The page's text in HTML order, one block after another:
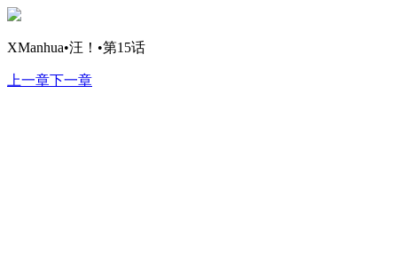
XManhua•汪！•第15话
上一章下一章